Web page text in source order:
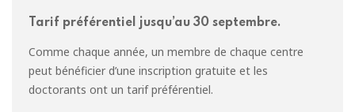
Tarif préférentiel jusqu’au 30 septembre.
Comme chaque année, un membre de chaque centre
peut bénéficier d’une inscription gratuite et les
doctorants ont un tarif préférentiel.